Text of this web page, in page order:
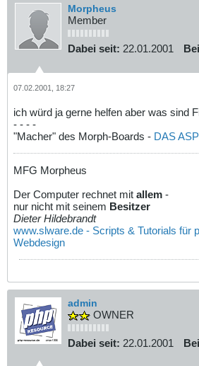
Morpheus
Member
Dabei seit: 22.01.2001
07.02.2001, 18:27
ich würd ja gerne helfen aber was sind
- - - -
"Macher" des Morph-Boards - DAS
MFG Morpheus
Der Computer rechnet mit allem -
nur nicht mit seinem Besitzer
Dieter Hildebrandt
www.slware.de - Scripts & Tutorials für
Webdesign
admin
OWNER
Dabei seit: 22.01.2001